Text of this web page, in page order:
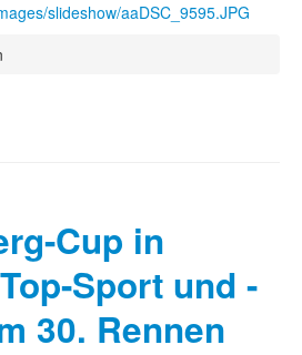
slideshow/aaDSC_9595.JPG
Cup in
Sport und -
30. Rennen